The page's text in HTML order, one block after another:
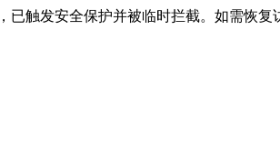
已触发安全保护并被临时拦截。如需恢复